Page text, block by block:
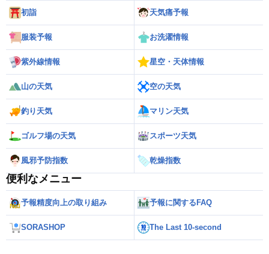
初詣 天気痛予報
服装予報 お洗濯情報
紫外線情報 星空・天体情報
山の天気 空の天気
釣り天気 マリン天気
ゴルフ場の天気 スポーツ天気
風邪予防指数 乾燥指数
便利なメニュー
予報精度向上の取り組み 予報に関するFAQ
SORASHOP The Last 10-second